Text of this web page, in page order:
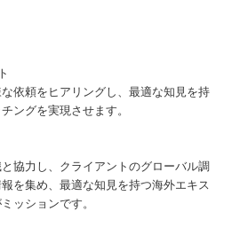
依頼をヒアリングし、最適な知見を持
ングを実現させます。
協力し、クライアントのグローバル調
を集め、最適な知見を持つ海外エキス
ッションです。